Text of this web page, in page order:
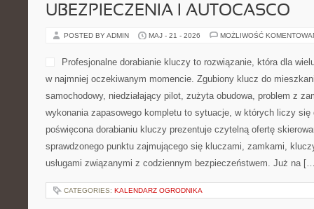
UBEZPIECZENIA I AUTOCASCO
POSTED BY ADMIN MAJ - 21 - 2026 MOŻLIWOŚĆ
Profesjonalne dorabianie kluczy to rozwiązanie, która dla
w najmniej oczekiwanym momencie. Zgubiony klucz do
samochodowy, niedziałający pilot, zużyta obudowa, problem z
wykonania zapasowego kompletu to sytuacje, w których liczy się
poświęcona dorabianiu kluczy prezentuje czytelną ofertę
sprawdzonego punktu zajmującego się kluczami, zamkami,
usługami związanymi z codziennym bezpieczeństwem. Już na
CATEGORIES: KALENDARZ OGRODNIKA